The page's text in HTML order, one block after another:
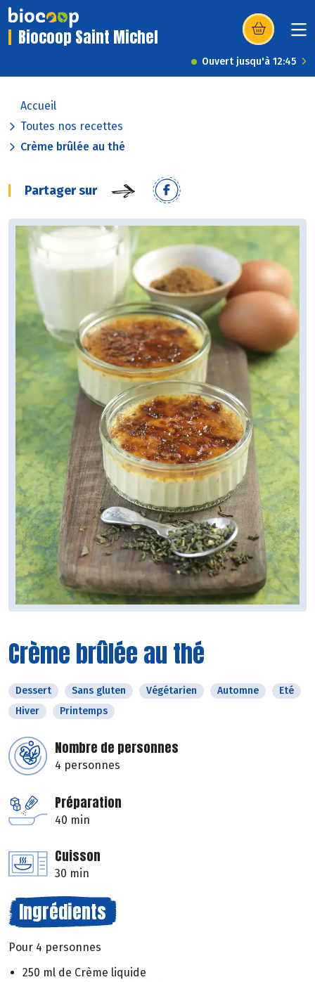
Biocoop Saint Michel (s’ouvre dans
Ouvert jusqu'à 12:45
Accueil
Toutes nos recettes
Crème brûlée au thé
Partager sur
Crème brûlée au thé
Dessert Sans gluten Végétarien Automne
Eté
Hiver
Printemps
Nombre de personnes
4 personnes
Préparation
40 min
Cuisson
30 min
Ingrédients
Pour 4 personnes
250 ml de Crème liquide